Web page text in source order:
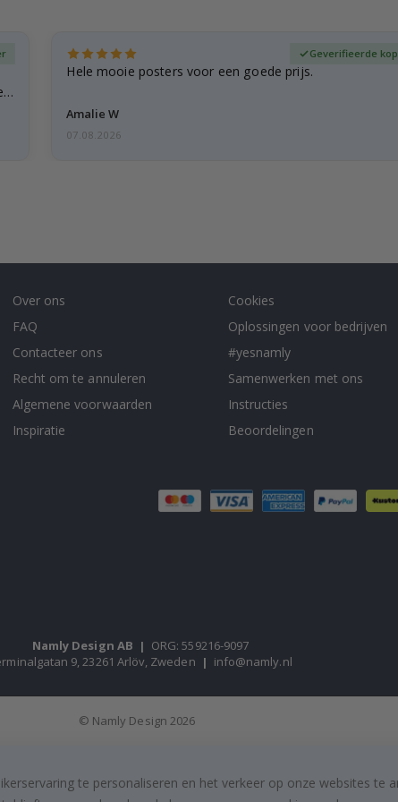
Hele mooie posters voor een goede prijs.
Amalie W
Geverifieerde
07.08.2026
Over ons
FAQ
Contacteer ons
Recht om te annuleren
Algemene voorwaarden
Inspiratie
Cookies
Oplossingen voor bedrijven
#yesnamly
Samenwerken met ons
Instructies
Beoordelingen
Namly Design AB | ORG: 559216-9097
9, 23261 Arlöv, Zweden | info@namly.nl
© Namly Design 2026
te personaliseren en het verkeer op onze websites te